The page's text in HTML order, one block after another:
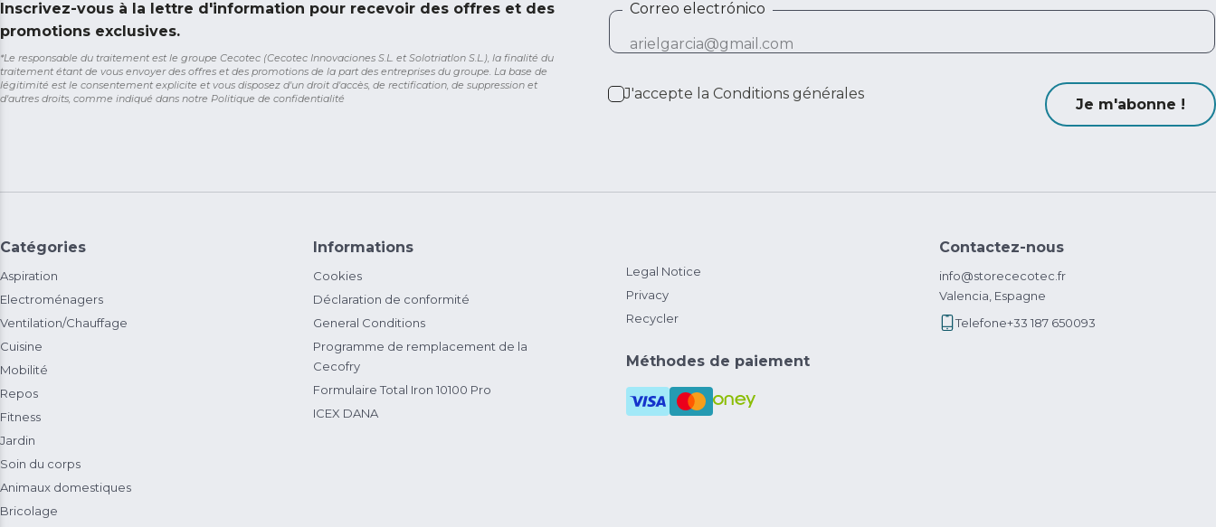
Inscrivez-vous à la lettre d'information pour recevoir des offres et des
promotions exclusives.
*Le responsable du traitement est le groupe Cecotec (Cecotec Innovaciones S.L. et Solotriatlon S.L.), la finalité du
traitement étant de vous envoyer des offres et des promotions de la part des entreprises du groupe. La base de
légitimité est le consentement explicite et vous disposez d'un droit d'accès, de rectification, de suppression et
d'autres droits, comme indiqué dans notre Politique de confidentialité
Correo electrónico
J'accepte la Conditions générales
Je m'abonne !
Catégories
Aspiration
Electroménagers
Ventilation/Chauffage
Cuisine
Mobilité
Repos
Fitness
Jardin
Soin du corps
Animaux domestiques
Bricolage
Informations
Cookies
Déclaration de conformité
General Conditions
Programme de remplacement de la
Cecofry
Formulaire Total Iron 10100 Pro
ICEX DANA
Legal Notice
Privacy
Recycler
Méthodes de paiement
Contactez-nous
info@storececotec.fr
Valencia, Espagne
Telefone+33 187 650093